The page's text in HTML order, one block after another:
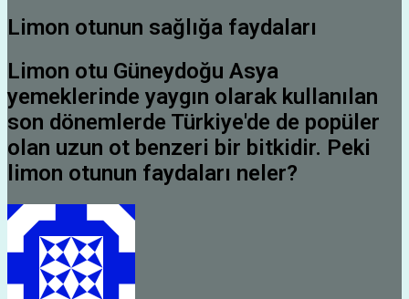
Limon otunun sağlığa faydaları
Limon otu Güneydoğu Asya
yemeklerinde yaygın olarak kullanılan
son dönemlerde Türkiye'de de popüler
olan uzun ot benzeri bir bitkidir. Peki
limon otunun faydaları neler?